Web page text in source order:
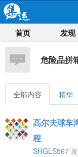
首页 发现
危险品拼
全部内容 精华
高尔夫球车
程
SHGLS567